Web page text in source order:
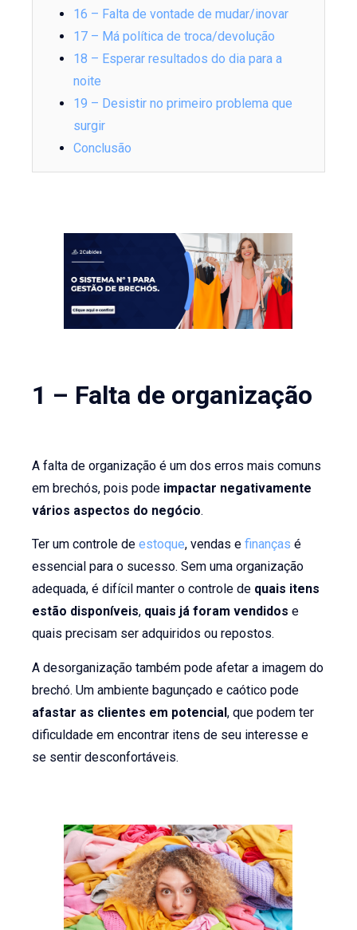
16 – Falta de vontade de mudar/inovar
17 – Má política de troca/devolução
18 – Esperar resultados do dia para a
noite
19 – Desistir no primeiro problema que
surgir
Conclusão
1 – Falta de organização
A falta de organização é um dos erros mais comuns
em brechós, pois pode impactar negativamente
vários aspectos do negócio.
Ter um controle deestoque, vendas efinanças é
essencial para o sucesso. Sem uma organização
adequada, é difícil manter o controle de quais itens
estão disponíveis, quais já foram vendidos e
quais precisam ser adquiridos ou repostos.
A desorganização também pode afetar a imagem do
brechó. Um ambiente bagunçado e caótico pode
afastar as clientes em potencial, que podem ter
dificuldade em encontrar itens de seu interesse e
se sentir desconfortáveis.